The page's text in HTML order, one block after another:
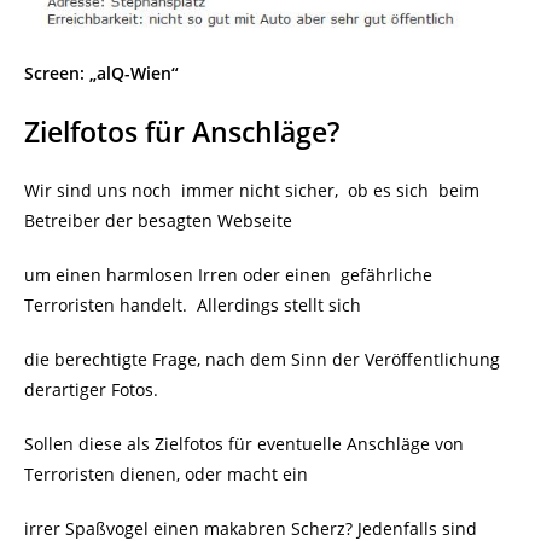
Screen: „alQ-Wien“
Zielfotos für Anschläge?
Wir sind uns noch immer nicht sicher, ob es sich beim
Betreiber der besagten Webseite
um einen harmlosen Irren oder einen gefährliche
Terroristen handelt. Allerdings stellt sich
die berechtigte Frage, nach dem Sinn der Veröffentlichung
derartiger Fotos.
Sollen diese als Zielfotos für eventuelle Anschläge von
Terroristen dienen, oder macht ein
irrer Spaßvogel einen makabren Scherz? Jedenfalls sind